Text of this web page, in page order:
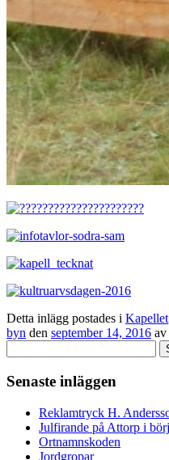
Detta inlägg postades i Kapellet
byn den september 14, 2016 av
efter:
Senaste inläggen
Reklamtryck H.
Julfirande på Attorp i
Ortnamnskoden
Jordgropar